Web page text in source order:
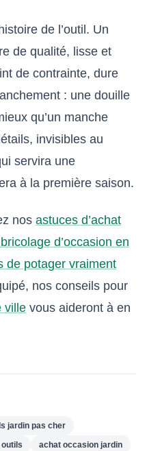
de l’outil. Un
de qualité, lisse et
de contrainte, dure
: une douille
qu’un manche
invisibles au
servira une
à la première saison.
nos astuces d’achat
d’occasion en
de potager vraiment
nos conseils pour
ville vous aideront à en
jardin pas cher
achat occasion jardin